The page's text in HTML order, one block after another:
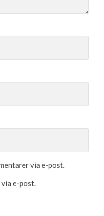
via e-post.
via e-post.